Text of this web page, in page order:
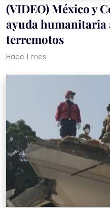
(VIDEO) México y
ayuda humanitaria
terremotos
Hace 1 mes